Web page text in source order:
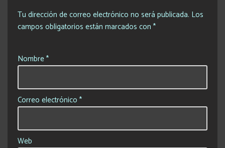
Tu dirección de correo electrónico no será publicada. Los
campos obligatorios están marcados con *
Nombre*
Correo electrónico *
Web